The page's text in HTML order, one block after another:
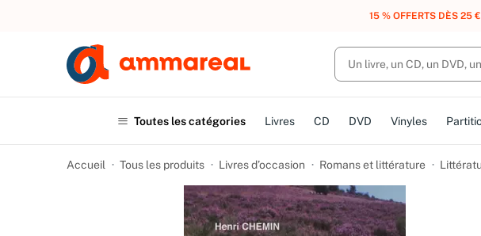
UN ACHAT, DES POINTS, DES
Toutes les catégories Livres CD DVD Vinyles
Accueil Tous les produits Livres d’occasion Romans et littérature